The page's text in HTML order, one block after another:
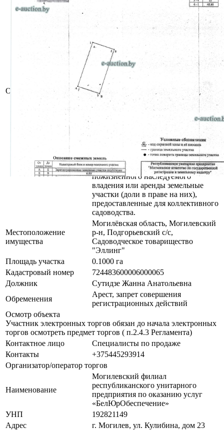
Описание имущества
Назначение земельного участка в
соответствии с единой
классификацией назначения
объектов недвижимого имущества:
Земельный участок для
коллективного садоводства.
Право собственности: Гражданин
Республики Беларусь
Обращаем ваше внимание: в
соответствии с положением о
садоводческих товариществах,
утверждённым Указом Президента
Республики Беларусь № 155 от
30.05.2023, членами товарищества
могут быть граждане Республики
Беларусь, иностранные граждане и
лица без гражданства, имеющие в
границах товарищества на праве
частной собственности,
пожизненного наследуемого
владения или аренды земельные
участки (доли в праве на них),
предоставленные для коллективного
садоводства.
Местоположение
имущества
Могилёвская область, Могилевский
р-н, Подгорьевский с/с,
Садоводческое товарищество
"Эллинг"
Площадь участка
0.1000 га
Кадастровый номер
724483600006000065
Должник
Сутидзе Жанна Анатольевна
Обременения
Арест, запрет совершения
регистрационных действий
Осмотр объекта
Участник электронных торгов обязан до начала электронных
торгов осмотреть предмет торгов ( п.2.4.3 Регламента)
Контактное лицо
Специалисты по продаже
Контакты
+375445293914
Организатор/оператор торгов
Наименование
Могилевский филиал
республиканского унитарного
предприятия по оказанию услуг
«БелЮрОбеспечение»
УНП
192821149
Адрес
г. Могилев, ул. Кулибина, дом 23